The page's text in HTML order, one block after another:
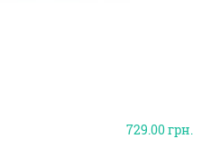
729.00грн.